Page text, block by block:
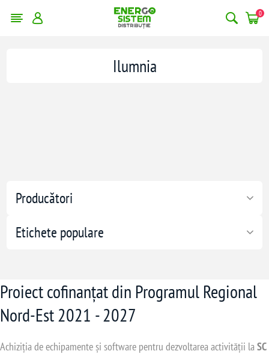
0
Producători
Etichete populare
Ilumnia
Proiect cofinanțat din Programul Regional
Nord-Est 2021 - 2027
Achiziția de echipamente și software pentru dezvoltarea activității laSC